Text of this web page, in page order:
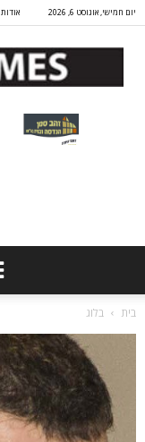
יום חמישי, אוגוסט 6, 2026 אודות
בית בלוג